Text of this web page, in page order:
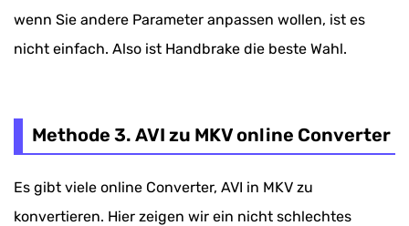
wenn Sie andere Parameter anpassen wollen, ist es
nicht einfach. Also ist Handbrake die beste Wahl.
Methode 3. AVI zu MKV online Converter
Es gibt viele online Converter, AVI in MKV zu
konvertieren. Hier zeigen wir ein nicht schlechtes